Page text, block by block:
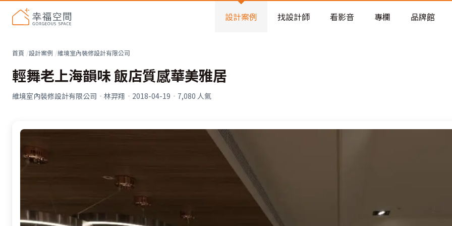
老屋預算分配與高 CP 值煥新術
設計案例 找設計師 看影音 專欄 品牌館
首頁 設計案例 維境室內裝修設計有限公司
輕舞老上海韻味 飯店質感華美雅居
維境室內裝修設計有限公司 · 林羿翔 · 2018-04-19 · 7,080 人氣